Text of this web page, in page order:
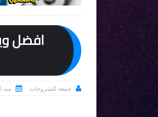
 جمعه للشروحات  منذ 8 سنه تقريبا